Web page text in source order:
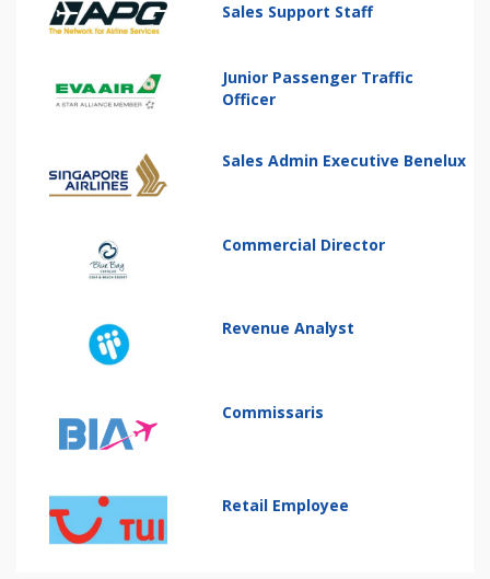
Sales Support Staff
Junior Passenger Traffic
Officer
Sales Admin Executive Benelux
Commercial Director
Revenue Analyst
Commissaris
Retail Employee